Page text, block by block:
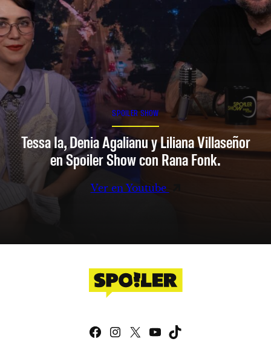
SPOILER SHOW
Tessa Ia, Denia Agalianu y Liliana Villaseñor
en Spoiler Show con Rana Fonk.
Ver en Youtube
Facebook
Instagram
X YouTube